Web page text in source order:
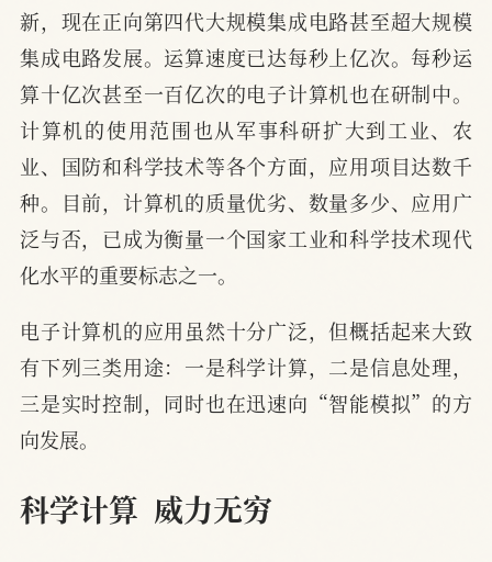
新，现在正向第四代大规模集成电路甚至超大规模
集成电路发展。运算速度已达每秒上亿次。每秒运
算十亿次甚至一百亿次的电子计算机也在研制中。
计算机的使用范围也从军事科研扩大到工业、农
业、国防和科学技术等各个方面，应用项目达数千
种。目前，计算机的质量优劣、数量多少、应用广
泛与否，已成为衡量一个国家工业和科学技术现代
化水平的重要标志之一。
电子计算机的应用虽然十分广泛，但概括起来大致
有下列三类用途：一是科学计算，二是信息处理，
三是实时控制，同时也在迅速向“智能模拟”的方
向发展。
科学计算  威力无穷